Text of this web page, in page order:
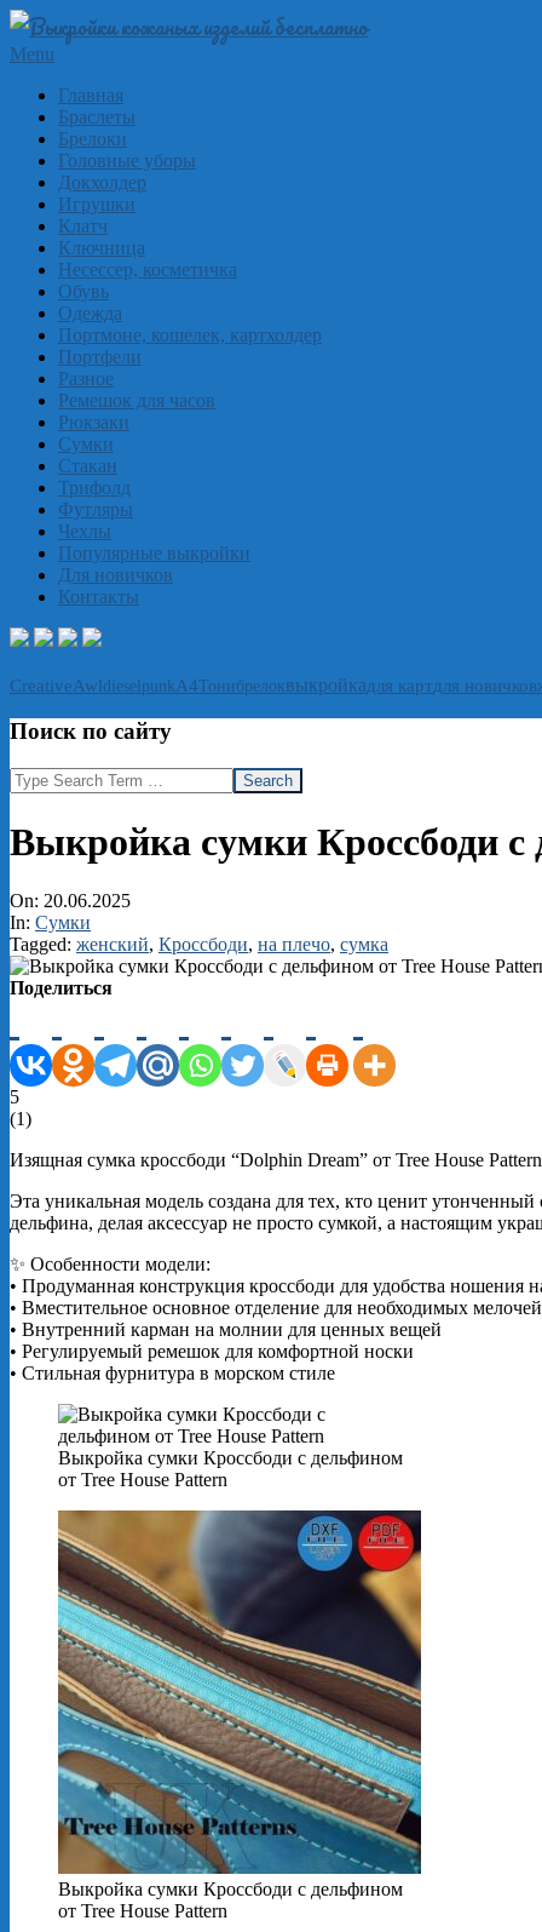
Skip
content
Выкройки
кожи
бесплатно
Skinpat
Primary
Menu
Menu
Главная
Браслеты
Брелоки
Головные уборы
Докхолдер
Игрушки
Клатч
Ключница
Несессер, косметичка
Обувь
Одежда
Портмоне, кошелек, картхолдер
Портфели
Разное
Ремешок для часов
Рюкзаки
Сумки
Стакан
Трифолд
Футляры
Чехлы
Популярные выкройки
Для новичков
Контакты
CreativeAwldieselpunk А4Тонибрелоквыкройкадля картдля новичков
Поиск по сайту
Search
Выкройка сумки Кроссбоди с
On: 20.06.2025
In: Сумки
Tagged: женский, Кроссбоди, на плечо, сумка
Поделиться
5
(1)
Изящная сумка кроссбоди “Dolphin Dream” от Tree House
Эта уникальная модель создана для тех, кто ценит
дельфина, делая аксессуар не просто сумкой, а настоящим
✨ Особенности модели:
• Продуманная конструкция кроссбоди для удобства ношения
• Вместительное основное отделение для необходимых мелочей
• Внутренний карман на молнии для ценных вещей
• Регулируемый ремешок для комфортной носки
• Стильная фурнитура в морском стиле
Выкройка сумки Кроссбоди с дельфином
от Tree House Pattern
Выкройка сумки Кроссбоди с дельфином
от Tree House Pattern